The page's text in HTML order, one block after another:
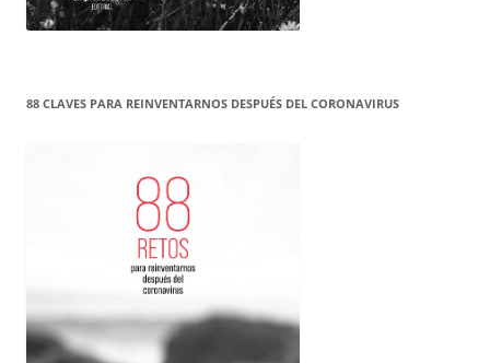
88 CLAVES PARA REINVENTARNOS DESPUÉS DEL CORONAVIRUS